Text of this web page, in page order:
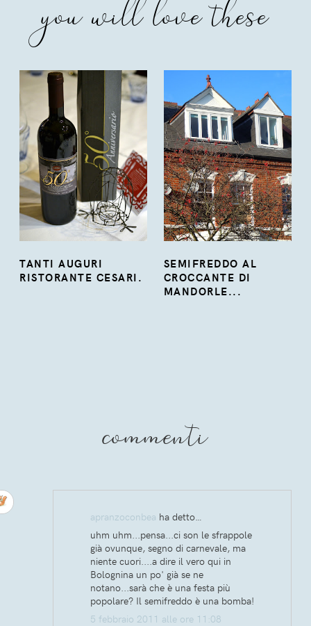
TANTI AUGURI
RISTORANTE CESARI.
SEMIFREDDO AL
CROCCANTE DI
MANDORLE...
commenti
apranzoconbea ha detto…
uhm uhm...pensa...ci son le sfrappole
già ovunque, segno di carnevale, ma
niente cuori....a dire il vero qui in
Bolognina un po' già se ne
notano...sarà che è una festa più
popolare? Il semifreddo è una bomba!
5 febbraio 2011 alle ore 11:08